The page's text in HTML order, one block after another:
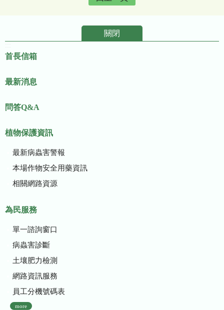
關閉
首長信箱
最新消息
問答Q&A
植物保護資訊
最新病蟲害警報
本場作物安全用藥資訊
相關網路資源
為民服務
單一諮詢窗口
病蟲害診斷
土壤肥力檢測
網路資訊服務
員工分機號碼表
more